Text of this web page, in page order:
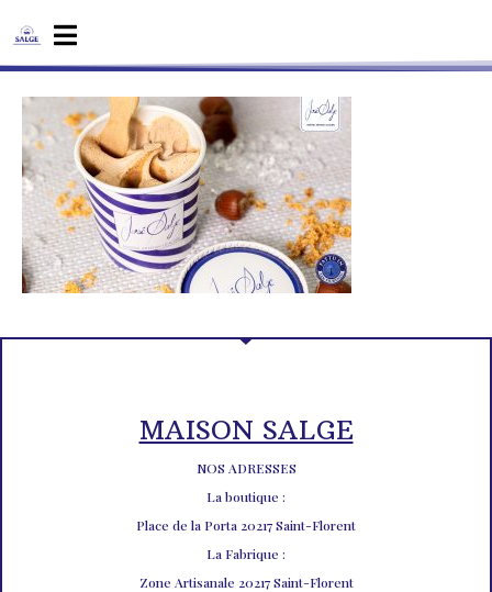
MAISON SALGE
NOS ADRESSES
La boutique :
Place de la Porta 20217 Saint-Florent
La Fabrique :
Zone Artisanale 20217 Saint-Florent